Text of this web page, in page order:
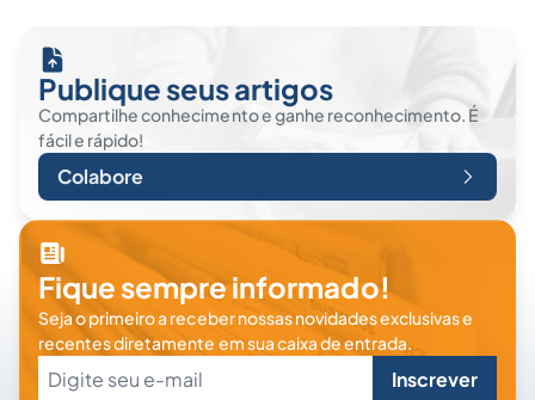
Publique seus artigos
Compartilhe conhecimento e ganhe reconhecimento. É
fácil e rápido!
Colabore
Fique sempre informado!
Seja o primeiro a receber nossas novidades exclusivas e
recentes diretamente em sua caixa de entrada.
Inscrever